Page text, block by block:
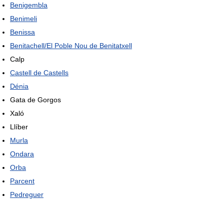
Benigembla
Benimeli
Benissa
Benitachell/El Poble Nou de Benitatxell
Calp
Castell de Castells
Dénia
Gata de Gorgos
Xaló
Llíber
Murla
Ondara
Orba
Parcent
Pedreguer